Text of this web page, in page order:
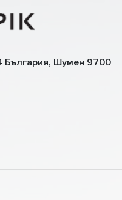
Шумен 9700